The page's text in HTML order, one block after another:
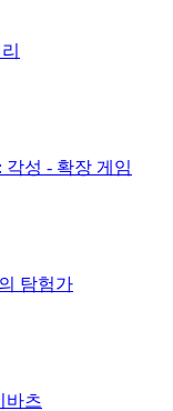
성 - 확장 게임
탐험가
바츠